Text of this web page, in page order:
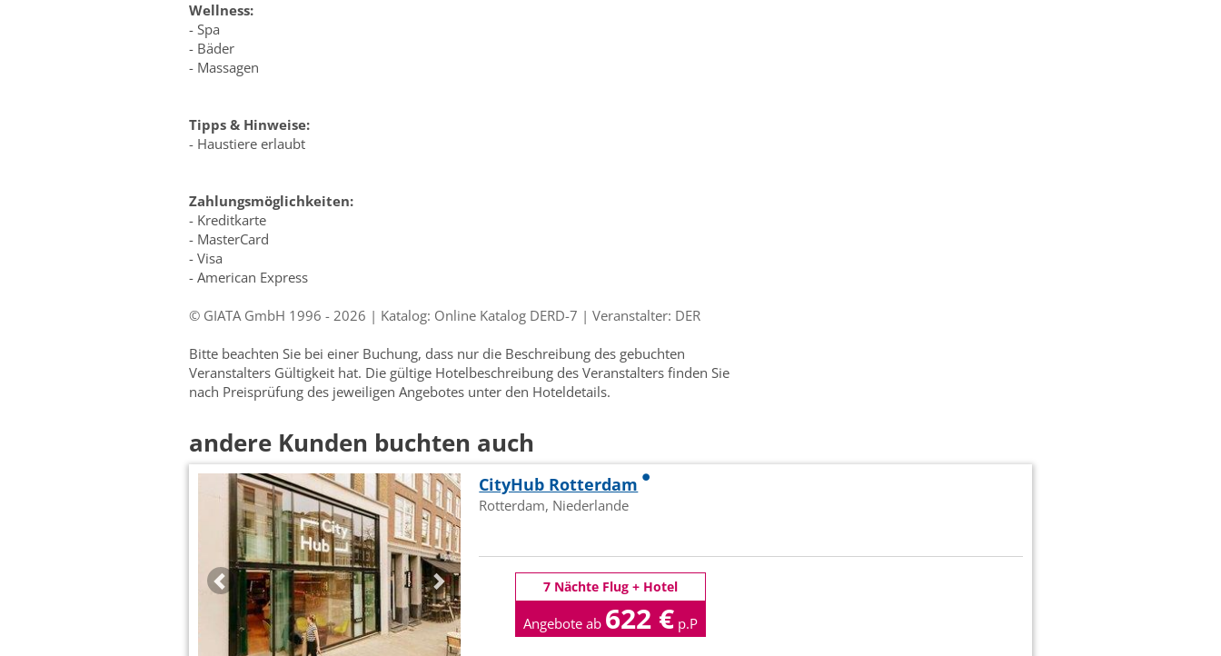
Wellness:
- Spa
- Bäder
- Massagen
Tipps & Hinweise:
- Haustiere erlaubt
Zahlungsmöglichkeiten:
- Kreditkarte
- MasterCard
- Visa
- American Express
© GIATA GmbH 1996 - 2026 | Katalog: Online Katalog DERD-7 | Veranstalter: DER
Bitte beachten Sie bei einer Buchung, dass nur die Beschreibung des gebuchten
Veranstalters Gültigkeit hat. Die gültige Hotelbeschreibung des Veranstalters finden Sie
nach Preisprüfung des jeweiligen Angebotes unter den Hoteldetails.
andere Kunden buchten auch
CityHub Rotterdam
Rotterdam, Niederlande
7 Nächte Flug + Hotel
Angebote ab 622 € p.P